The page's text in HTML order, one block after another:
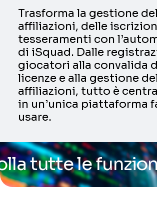
Trasforma la gestione
affiliazioni, delle
tesseramenti con
di iSquad. Dalle
giocatori alla convalida
licenze e alla gestione
affiliazioni, tutto è
in un’unica piattaforma
usare.
le